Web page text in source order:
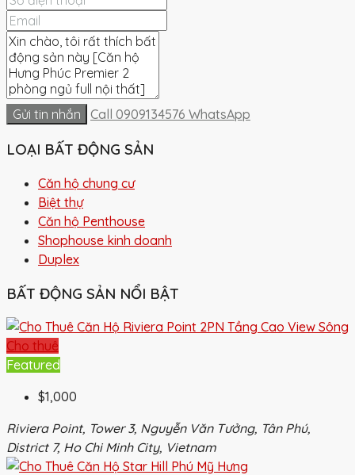
Gửi tin nhắn Call 0909134576 WhatsApp
LOẠI BẤT ĐỘNG SẢN
Căn hộ chung cư
Biệt thự
Căn hộ Penthouse
Shophouse kinh doanh
Duplex
BẤT ĐỘNG SẢN NỔI BẬT
Cho thuê
Featured
$1,000
Riviera Point, Tower 3, Nguyễn Văn Tưởng, Tân Phú,
District 7, Ho Chi Minh City, Vietnam